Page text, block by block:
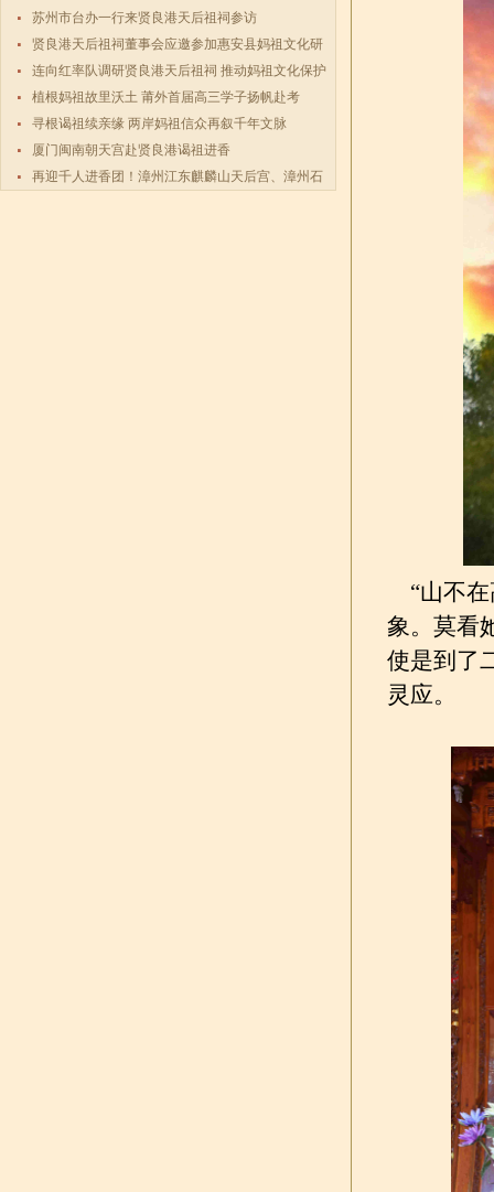
护传承工苏州市台办一行来贤良港天后祖祠参访
贤良港天后祖祠董事会应邀参加惠安县妈祖文化研
究会第三连向红率队调研贤良港天后祖祠 推动妈祖文化保护
传承与两植根妈祖故里沃土 莆外首届高三学子扬帆赴考
寻根谒祖续亲缘 两岸妈祖信众再叙千年文脉
厦门闽南朝天宫赴贤良港谒祖进香
再迎千人进香团！漳州江东麒麟山天后宫、漳州石
“山不在
象。莫看
使是到了
灵应。